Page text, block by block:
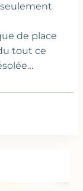
seulement
de place
tout ce